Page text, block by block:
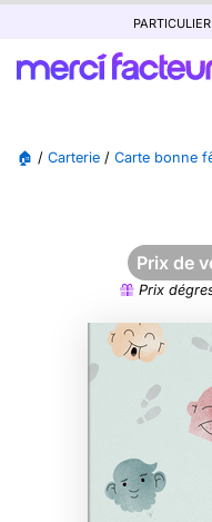
particulier
🏠 / Carterie / Carte bonne
Prix de
Prix